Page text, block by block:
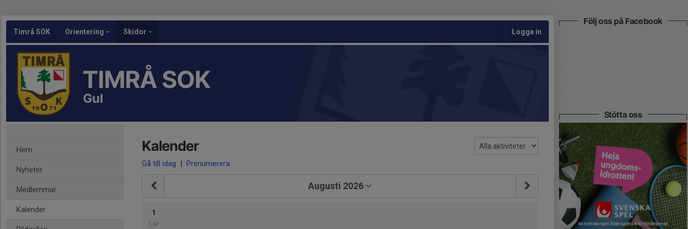
Timrå SOK Orientering Skidor Logga in
TIMRÅ SOK
Gul
Hem
Nyheter
Medlemmar
Kalender
Kalender
Gå till idag | Prenumerera
Augusti 2026
1
Lör
Följ oss på Facebook
Stötta oss